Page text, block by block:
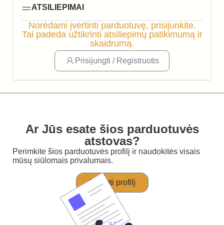
ATSILIEPIMAI
Norėdami įvertinti parduotuvę, prisijunkite.
Tai padeda užtikrinti atsiliepimų patikimumą ir
skaidrumą.
Prisijungti / Registruotis
Ar Jūs esate šios parduotuvės
atstovas?
Perimkite šios parduotuvės profilį ir naudokitės visais
mūsų siūlomais privalumais.
Perimti profilį